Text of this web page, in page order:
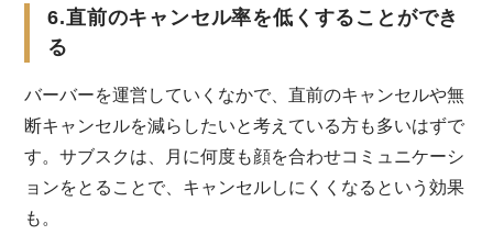
6.直前のキャンセル率を低くすることができ
る
バーバーを運営していくなかで、直前のキャンセルや無
断キャンセルを減らしたいと考えている方も多いはずで
す。サブスクは、月に何度も顔を合わせコミュニケーシ
ョンをとることで、キャンセルしにくくなるという効果
も。